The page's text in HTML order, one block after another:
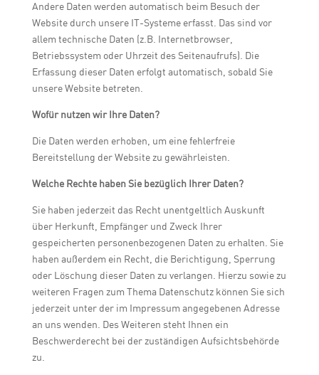
Andere Daten werden automatisch beim Besuch der
Website durch unsere IT-Systeme erfasst. Das sind vor
allem technische Daten (z.B. Internetbrowser,
Betriebssystem oder Uhrzeit des Seitenaufrufs). Die
Erfassung dieser Daten erfolgt automatisch, sobald Sie
unsere Website betreten.
Wofür nutzen wir Ihre Daten?
Die Daten werden erhoben, um eine fehlerfreie
Bereitstellung der Website zu gewährleisten.
Welche Rechte haben Sie bezüglich Ihrer Daten?
Sie haben jederzeit das Recht unentgeltlich Auskunft
über Herkunft, Empfänger und Zweck Ihrer
gespeicherten personenbezogenen Daten zu erhalten. Sie
haben außerdem ein Recht, die Berichtigung, Sperrung
oder Löschung dieser Daten zu verlangen. Hierzu sowie zu
weiteren Fragen zum Thema Datenschutz können Sie sich
jederzeit unter der im Impressum angegebenen Adresse
an uns wenden. Des Weiteren steht Ihnen ein
Beschwerderecht bei der zuständigen Aufsichtsbehörde
zu.